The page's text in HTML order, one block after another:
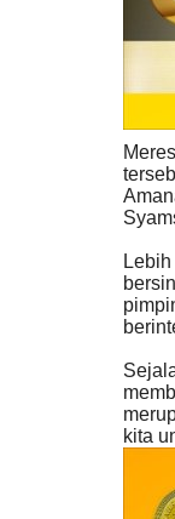
kita